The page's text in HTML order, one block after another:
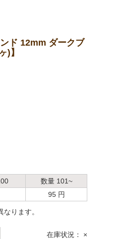
ド 12mm ダークブ
)】
数量 101~
95 円
ります。
在庫状況： ×